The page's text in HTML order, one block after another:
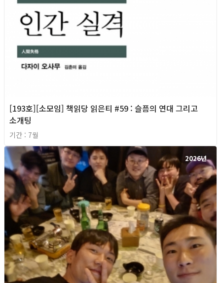
[193호][소모임] 책읽당 읽은티 #59 : 슬픔의 연대 그리고
소개팅
기간 : 7월
2026년